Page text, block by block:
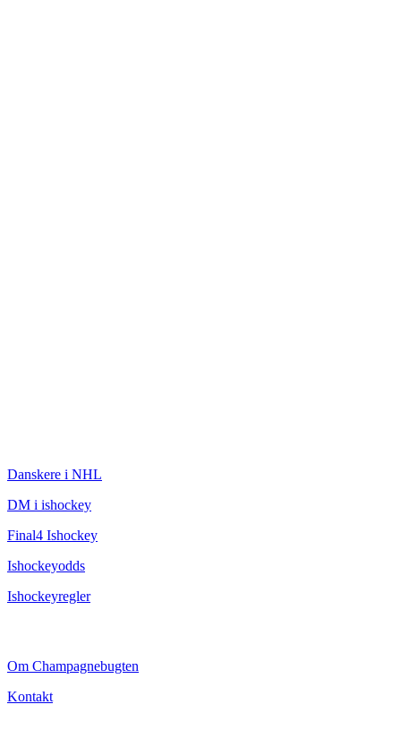
Danskere i NHL
DM i ishockey
Final4 Ishockey
Ishockeyodds
Ishockeyregler
Om Champagnebugten
Kontakt